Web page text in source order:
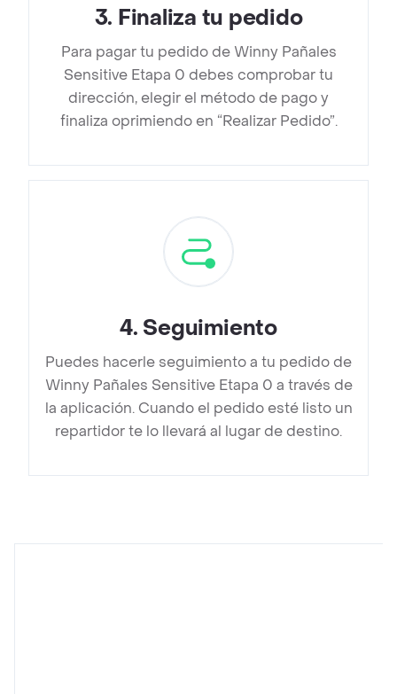
3. Finaliza tu pedido
Para pagar tu pedido de Winny Pañales
Sensitive Etapa 0 debes comprobar tu
dirección, elegir el método de pago y
finaliza oprimiendo en “Realizar Pedido”.
4. Seguimiento
Puedes hacerle seguimiento a tu pedido de
Winny Pañales Sensitive Etapa 0 a través de
la aplicación. Cuando el pedido esté listo un
repartidor te lo llevará al lugar de destino.